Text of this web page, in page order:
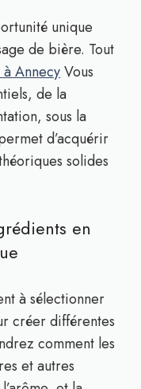
unique
de bière. Tout
AnnecyVous
de la
sous la
d’acquérir
solides
en
à sélectionner
créer différentes
comment les
et autres